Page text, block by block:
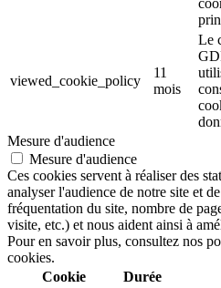
viewed_cookie_policy
11
mois
Le
Mesure d'audience
Mesure d'audience
Ces cookies servent à réaliser des
analyser l'audience de notre site et
fréquentation du site, nombre de
visite, etc.) et nous aident ainsi à
Pour en savoir plus, consultez nos
cookies.
Cookie
Durée